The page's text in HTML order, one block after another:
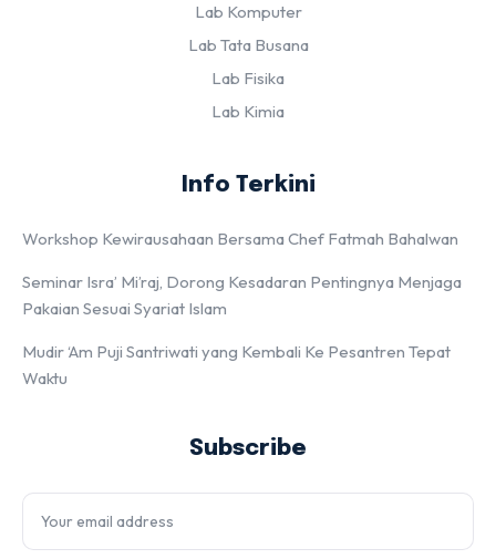
Lab Komputer
Lab Tata Busana
Lab Fisika
Lab Kimia
Info Terkini
Workshop Kewirausahaan Bersama Chef Fatmah Bahalwan
Seminar Isra’ Mi’raj, Dorong Kesadaran Pentingnya Menjaga
Pakaian Sesuai Syariat Islam
Mudir ‘Am Puji Santriwati yang Kembali Ke Pesantren Tepat
Waktu
Subscribe